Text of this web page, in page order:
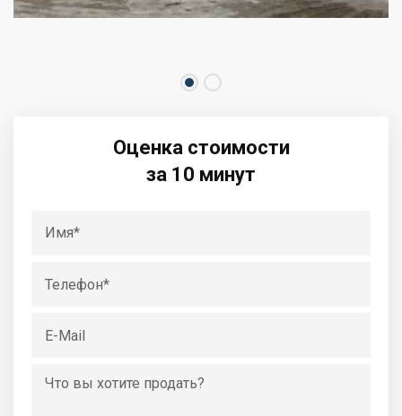
Оценка стоимости
за 10 минут